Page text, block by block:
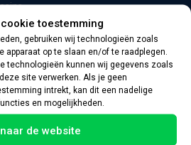
toestemming
gebruiken wij technologieën zoals
op te slaan en/of te raadplegen.
technologieën kunnen wij gegevens zoals
site verwerken. Als je geen
intrekt, kan dit een nadelige
en mogelijkheden.
de website
CONTACTGEGEVENS
Oevers 11
8331 VC Steenwijk
Nederland